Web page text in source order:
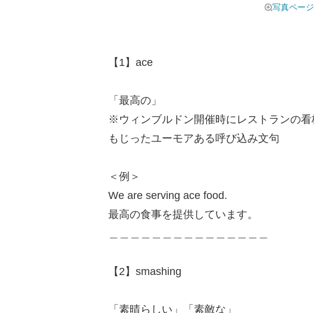
写真ペー
【1】ace
「最高の」
※ウィンブルドン開催時にレストランの
もじったユーモアある呼び込み文句
＜例＞
We are serving ace food.
最高の食事を提供しています。
【2】smashing
「素晴らしい」「素敵な」